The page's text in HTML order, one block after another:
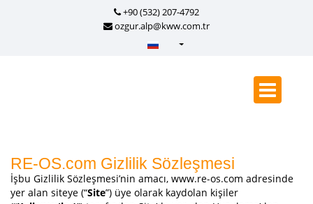
+90 (532) 207-4792
ozgur.alp@kww.com.tr
العربية - Arabic
Crnogorski - Montenegrin
RE-OS.com Gizlilik Sözleşmesi
İşbu Gizlilik Sözleşmesi’nin amacı, www.re-os.com adresinde
yer alan siteye (“Site”) üye olarak kaydolan kişiler